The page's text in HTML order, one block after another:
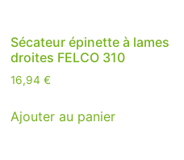
Sécateur épinette à lames
droites FELCO 310
16,94 €
Ajouter au panier